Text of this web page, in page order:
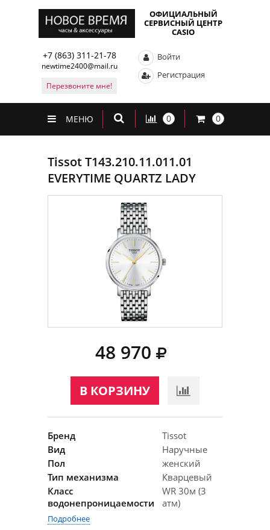
ОФИЦИАЛЬНЫЙ
СЕРВИСНЫЙ ЦЕНТР
CASIO
+7 (863) 311-21-78
newtime2400@mail.ru
Перезвоните мне!
Войти
Регистрация
МЕНЮ 0 0
Tissot T143.210.11.011.01
EVERYTIME QUARTZ LADY
48 970
В КОРЗИНУ
Бренд
Tissot
Вид
Наручные
Пол
женский
Тип механизма
Кварцевый
Класс
водонепроницаемости
WR 30м (3
атм)
Подробнее